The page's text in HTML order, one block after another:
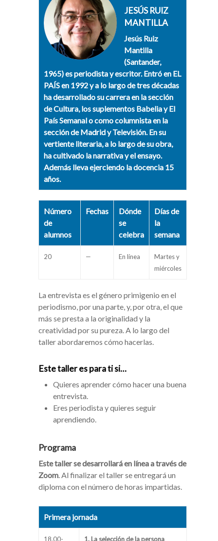
JESÚS RUIZ
MANTILLA
Jesús Ruiz
Mantilla
(Santander,
1965) es periodista y escritor. Entró en EL
PAÍS en 1992 y a lo largo de tres décadas
ha desarrollado su carrera en la sección
de Cultura, los suplementos Babelia y El
País Semanal o como columnista en la
sección de Madrid y Televisión. En su
vertiente literaria, a lo largo de su obra,
ha cultivado la narrativa y el ensayo.
Además lleva ejerciendo la docencia 15
años.
Número
de
alumnos
Fechas
Dónde
se
celebra
Días de
la
semana
20 — En línea
Martes y
miércoles
La entrevista es el género primigenio en el
periodismo, por una parte, y, por otra, el que
más se presta a la originalidad y la
creatividad por su pureza. A lo largo del
taller abordaremos cómo hacerlas.
Este taller es para ti si…
Quieres aprender cómo hacer una buena
entrevista.
Eres periodista y quieres seguir
aprendiendo.
Programa
Este taller se desarrollará en línea a través de
Zoom. Al finalizar el taller se entregará un
diploma con el número de horas impartidas.
Primera jornada
18.00- 1. La selección de la persona